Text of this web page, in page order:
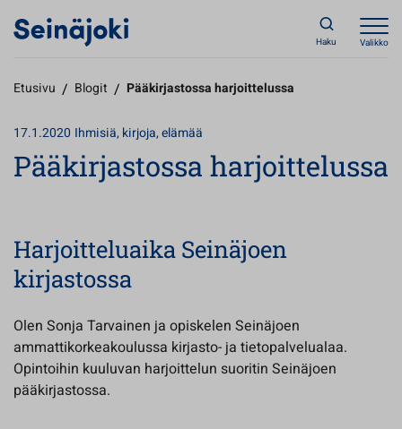
Haku Valikko
Etusivu / Blogit / Pääkirjastossa harjoittelussa
17.1.2020 Ihmisiä, kirjoja, elämää
Pääkirjastossa harjoittelussa
Harjoitteluaika Seinäjoen
kirjastossa
Olen Sonja Tarvainen ja opiskelen Seinäjoen
ammattikorkeakoulussa kirjasto- ja tietopalvelualaa.
Opintoihin kuuluvan harjoittelun suoritin Seinäjoen
pääkirjastossa.